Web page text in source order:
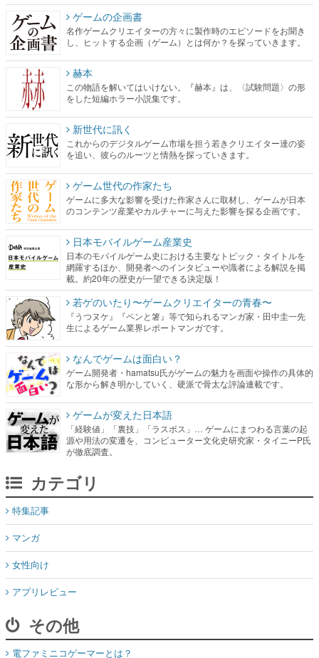
ゲームの企画書
名作ゲームクリエイターの方々に製作時のエピソードをお聞き
し、ヒットする企画（ゲーム）とは何か？を探っていきます。
赫本
この物語を解いてはいけない。『赫本』は、〈試験問題〉の形
をした短編ホラー小説集です。
新世代に訊く
これからのデジタルゲーム市場を担う若きクリエイター達の姿
を追い、彼らのルーツと情熱を探っていきます。
ゲーム世代の作家たち
ゲームに多大な影響を受けた作家さんに取材し、ゲームが日本
のコンテンツ産業やカルチャーに与えた影響を探る企画です。
日本モバイルゲーム産業史
日本のモバイルゲーム史における主要なトピック・タイトルを
網羅するほか、開発者へのインタビューや識者による解説を掲
載。約20年の歴史が一望できる決定版！
若ゲのいたり〜ゲームクリエイターの青春〜
『うつヌケ』『ペンと箸』等で知られるマンガ家・田中圭一先
生によるゲーム業界レポートマンガです。
なんでゲームは面白い？
ゲーム開発者・hamatsu氏がゲームの魅力を画面や操作の具体的
な形から解き明かしていく、硬派で骨太な評論連載です。
ゲームが変えた日本語
「経験値」「裏技」「ラスボス」… ゲームにまつわる言葉の起
源や用法の変遷を、コンピューター文化史研究家・タイニーP氏
が徹底調査。
カテゴリ
特集記事
マンガ
女性向け
アプリレビュー
その他
電ファミニコゲーマーとは？